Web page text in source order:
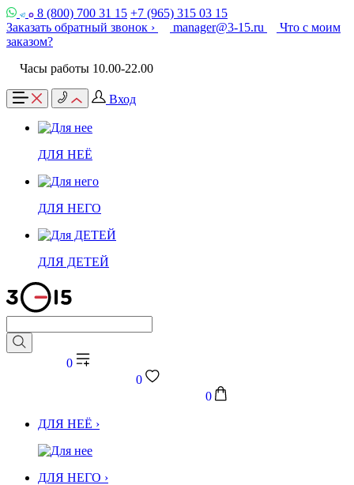
8 (800) 700 31 15 +7 (965) 315 03 15
Заказать обратный звонок ›
manager@3-15.ru
Что с моим
заказом?
Часы работы 10.00-22.00
Вход
ДЛЯ НЕЁ
ДЛЯ НЕГО
ДЛЯ ДЕТЕЙ
0
0
0
ДЛЯ НЕЁ ›
ДЛЯ НЕГО ›